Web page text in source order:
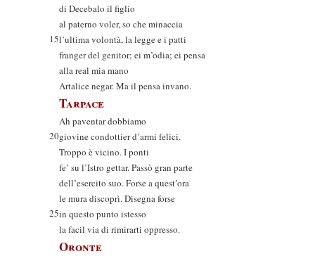
di Decebalo il figlio
al paterno voler, so che minaccia
15l’ultima volontà, la legge e i patti
franger del genitor; ei m’odia; ei pensa
alla real mia mano
Artalice negar. Ma il pensa invano.
Tarpace
Ah paventar dobbiamo
20giovine condottier d’armi felici.
Troppo è vicino. I ponti
fe’ su l’Istro gettar. Passò gran parte
dell’esercito suo. Forse a quest’ora
le mura discoprì. Disegna forse
25in questo punto istesso
la facil via di rimirarti oppresso.
Oronte